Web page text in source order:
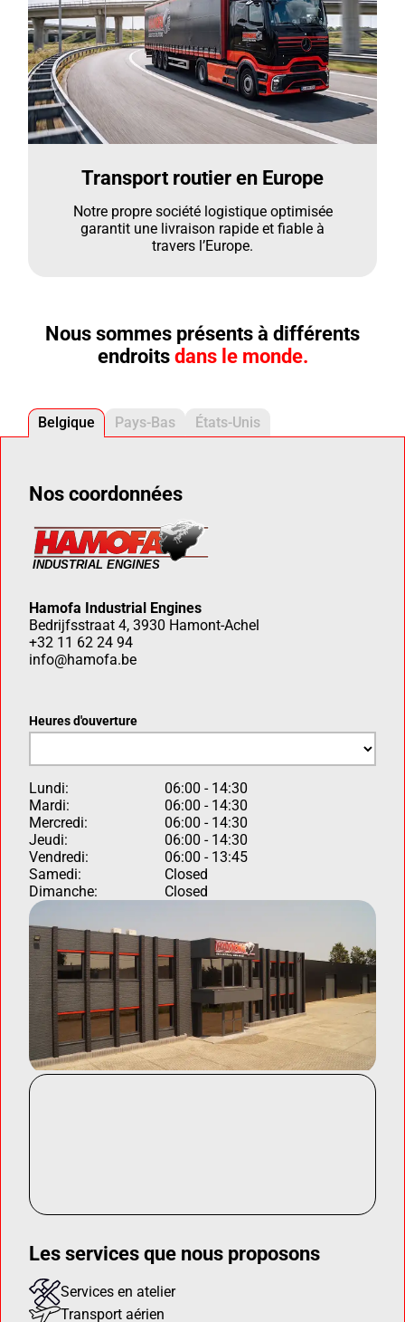
Transport routier en Europe
Notre propre société logistique optimisée
garantit une livraison rapide et fiable à
travers l’Europe.
Nous sommes présents à différents
endroits dans le monde.
Belgique Pays-Bas États-Unis
Nos coordonnées
Hamofa Industrial Engines
Bedrijfsstraat 4, 3930 Hamont-Achel
+32 11 62 24 94
info@hamofa.be
Heures d'ouverture
Lundi:
06:00 - 14:30
Mardi:
06:00 - 14:30
Mercredi:
06:00 - 14:30
Jeudi:
06:00 - 14:30
Vendredi:
06:00 - 13:45
Samedi:
Closed
Dimanche:
Closed
Les services que nous proposons
Services en atelier
Transport aérien